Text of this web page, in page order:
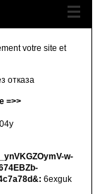
votre site et
отказа
=>>
w-
6exguk